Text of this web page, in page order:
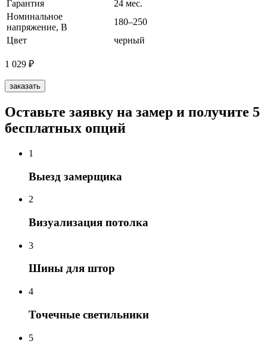
Гарантия
24 мес.
Номинальное
напряжение, В
180–250
Цвет
черный
1 029 ₽
заказать
Оставьте заявку на замер и получите 5
бесплатных опций
1
Выезд замерщика
2
Визуализация потолка
3
Шины для штор
4
Точечные светильники
5